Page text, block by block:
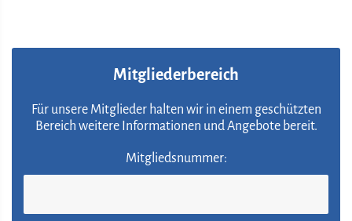
Mitgliederbereich
Für unsere Mitglieder halten wir in einem geschützten
Bereich weitere Informationen und Angebote bereit.
Mitgliedsnummer: